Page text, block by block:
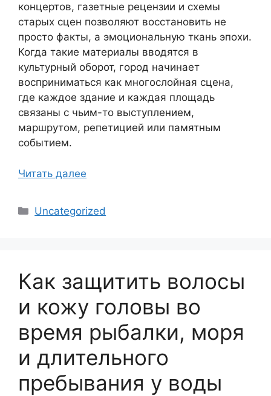
концертов, газетные рецензии и схемы
старых сцен позволяют восстановить не
просто факты, а эмоциональную ткань эпохи.
Когда такие материалы вводятся в
культурный оборот, город начинает
восприниматься как многослойная сцена,
где каждое здание и каждая площадь
связаны с чьим-то выступлением,
маршрутом, репетицией или памятным
событием.
Читать далее
Рубрики
Uncategorized
Как защитить волосы
и кожу головы во
время рыбалки, моря
и длительного
пребывания у воды